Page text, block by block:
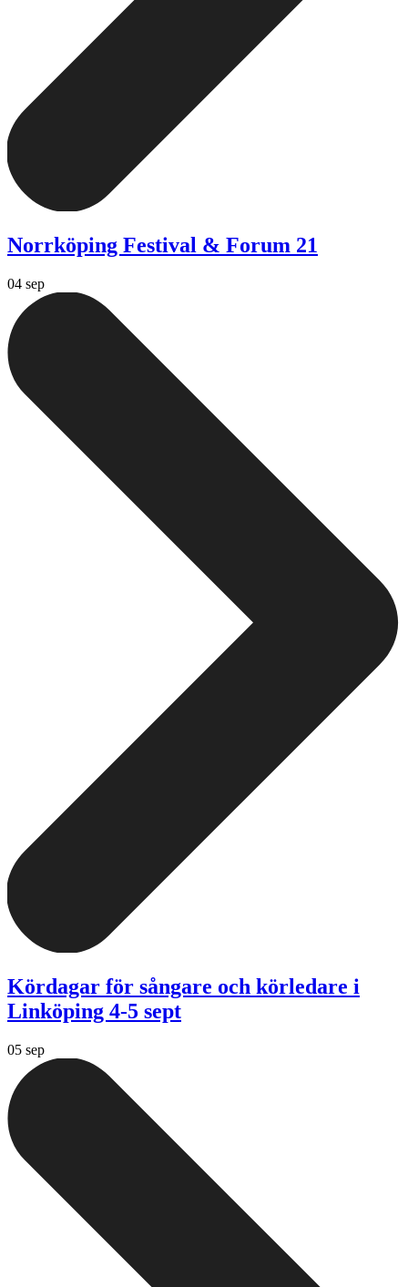
Norrköping Festival & Forum 21
04 sep
Kördagar för sångare och körledare i
Linköping 4-5 sept
05 sep